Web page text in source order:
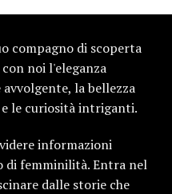
compagno di scoperta
noi l'eleganza
la bellezza
le curiosità intriganti.
informazioni
di femminilità. Entra nel
dalle storie che